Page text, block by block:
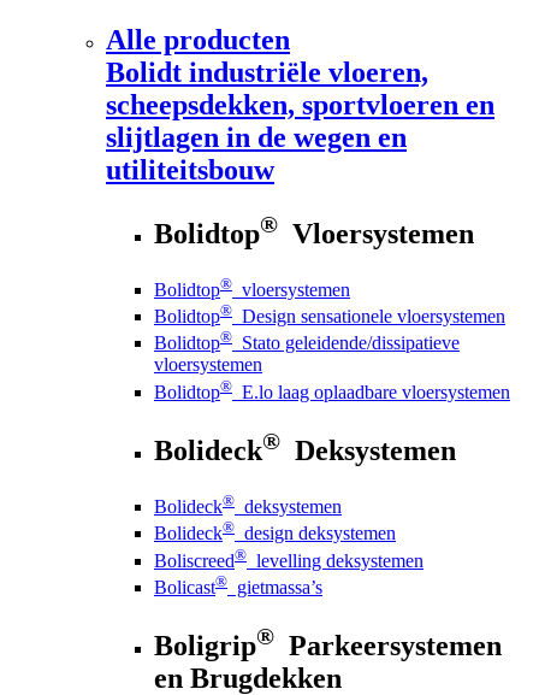
Alle producten
Bolidt industriële vloeren,
scheepsdekken, sportvloeren en
slijtlagen in de wegen en
utiliteitsbouw
Bolidtop® Vloersystemen
Bolidtop® vloersystemen
Bolidtop® Design sensationele vloersystemen
Bolidtop® Stato geleidende/dissipatieve
vloersystemen
Bolidtop® E.lo laag oplaadbare vloersystemen
Bolideck® Deksystemen
Bolideck® deksystemen
Bolideck® design deksystemen
Boliscreed® levelling deksystemen
Bolicast® gietmassa’s
Boligrip® Parkeersystemen
en Brugdekken